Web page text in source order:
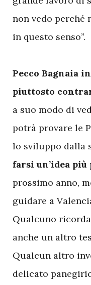
non vedo perché
in questo senso”.
Pecco Bagnaia
piuttosto
a suo modo di
potrà provare le
lo sviluppo dalla
farsi un’idea
prossimo anno,
guidare a
Qualcuno
anche un altro
Qualcun altro
delicato